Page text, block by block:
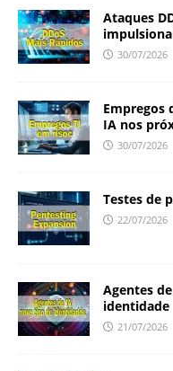
Ataques
30/07/2026
Empregos
IA nos
30/07/2026
Testes de
22/07/2026
Agentes
identidade
21/07/2026